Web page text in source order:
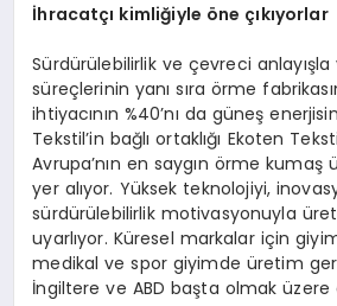
İhracatçı kimliğiyle öne çıkıyorlar
Sürdürülebilirlik ve çevreci
süreçlerinin yanı sıra örme
ihtiyacının %40’nı da güneş
Tekstil’in bağlı ortaklığı Ekoten
Avrupa’nın en saygın örme kumaş
yer alıyor. Yüksek teknolojiyi,
sürdürülebilirlik motivasyonuyla
uyarlıyor. Küresel markalar için
medikal ve spor giyimde üretim
İngiltere ve ABD başta olmak üzere